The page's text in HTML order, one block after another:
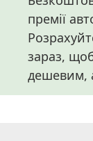
премії
зараз,
дешевим,